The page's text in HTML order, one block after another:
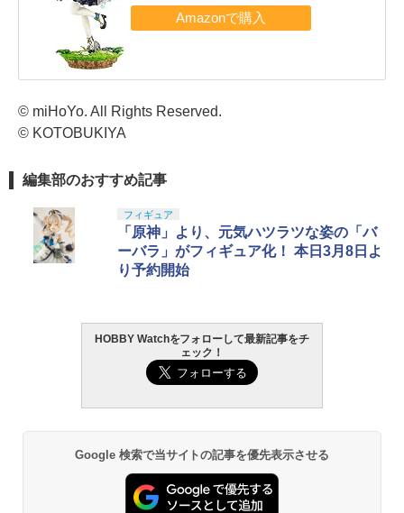
© miHoYo. All Rights Reserved.
© KOTOBUKIYA
編集部のおすすめ記事
フィギュア
「原神」より、元気ハツラツな姿の「バ
ーバラ」がフィギュア化！ 本日3月8日よ
り予約開始
HOBBY Watchをフォローして最新記事をチ
ェック！
Google 検索で当サイトの記事を優先表示させる